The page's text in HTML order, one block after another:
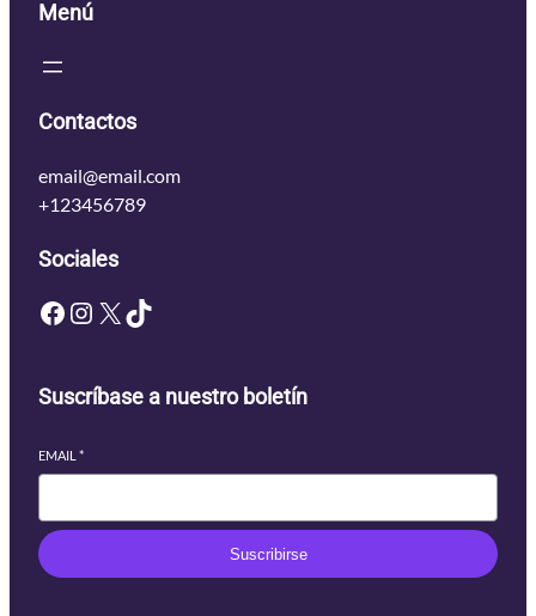
Menú
Contactos
email@email.com
+123456789
Sociales
Facebook Instagram X TikTok
Suscríbase a nuestro boletín
EMAIL *
Suscribirse